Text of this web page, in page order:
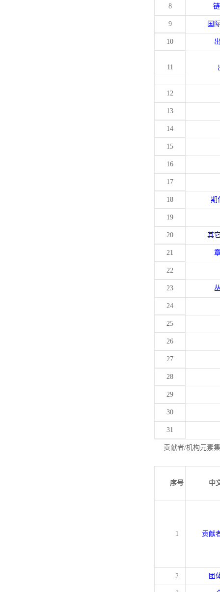
8
9 国
10
11
12
13
14
15
16
17
18 期
19
20 其
21
22
23
24
25
26
27
28
29
30
31
贡献者/机构元素
序号 中
1 贡献
2 团